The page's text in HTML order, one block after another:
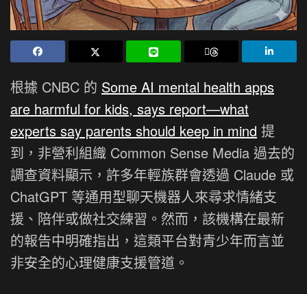
根據 CNBC 的 Some AI mental health apps
are harmful for kids, says report—what
experts say parents should keep in mind 提
到，非營利組織 Common Sense Media 過去的
調查資料顯示，許多年輕族群會透過 Claude 或
ChatGPT 等通用型聊天機器人來尋求情緒支
援、陪伴或做社交練習。然而，該機構在最新
的報告中明確指出，這類平台對青少年而言並
非安全的心理健康支援管道。